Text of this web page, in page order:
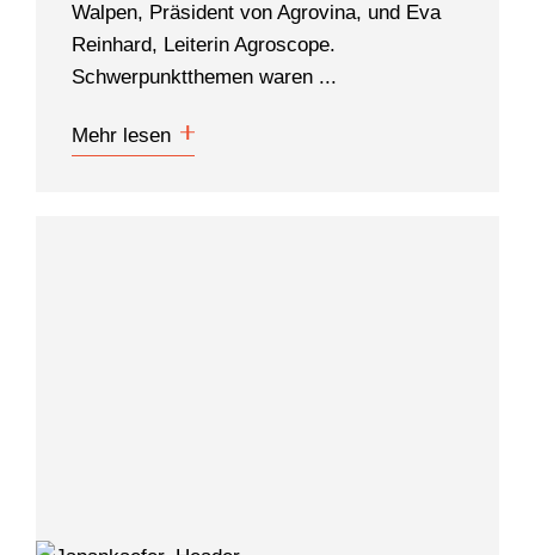
Walpen, Präsident von Agrovina, und Eva
Reinhard, Leiterin Agroscope.
Schwerpunktthemen waren ...
Mehr lesen